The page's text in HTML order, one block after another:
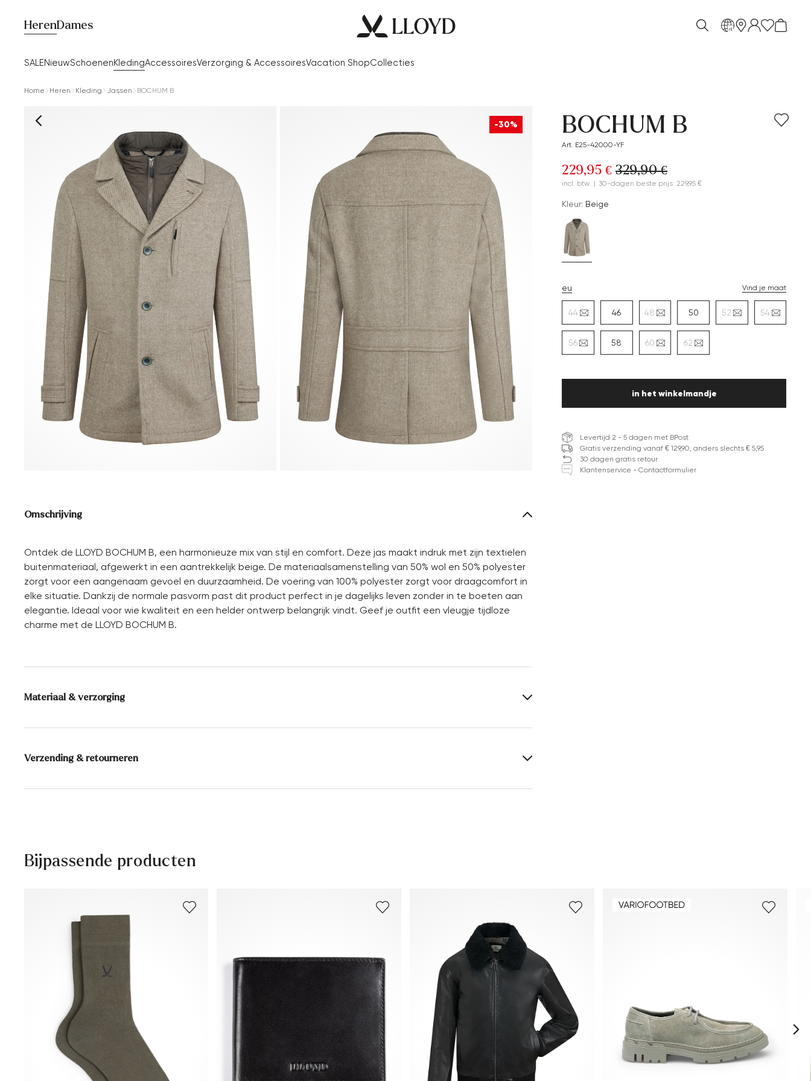
Heren
SALENieuwSchoenenKledingAccessoiresVerzorging & AccessoiresVacation ShopCollecties
Dames nl
Home Heren Kleding Jassen BOCHUM B
-30%
Omschrijving
Ontdek de LLOYD BOCHUM B, een harmonieuze mix van stijl en comfort. Deze jas maakt indruk met zijn textielen
buitenmateriaal, afgewerkt in een aantrekkelijk beige. De materiaalsamenstelling van 50% wol en 50% polyester
zorgt voor een aangenaam gevoel en duurzaamheid. De voering van 100% polyester zorgt voor draagcomfort in
elke situatie. Dankzij de normale pasvorm past dit product perfect in je dagelijks leven zonder in te boeten aan
elegantie. Ideaal voor wie kwaliteit en een helder ontwerp belangrijk vindt. Geef je outfit een vleugje tijdloze
charme met de LLOYD BOCHUM B.
Materiaal & verzorging
Bovenwerk: Textiel Samenstelling materiaal: 50% Wol 50% Polyester
Verzending & retourneren
Levertijd 2 - 5 dagen met BPost
Meer informatie over dit onderwerp vindt u in het
BOCHUM B
Art. E25-42000-YF
229,95 € 329,90 €
incl. btw. | 30-dagen beste prijs: 229,95 €
Kleur: Beige
eu Vind je maat
44 46 48 50 52 54
56 58 60 62
in het winkelmandje
Levertijd 2 - 5 dagen met BPost
Gratis verzending vanaf € 129,90, anders slechts € 5,95
30 dagen gratis retour
Klantenservice - Contactformulier
Bijpassende producten